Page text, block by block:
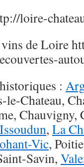
loire-
de Loire
:
le-Chateau,
Issoudun, La
Vic,
Savin,